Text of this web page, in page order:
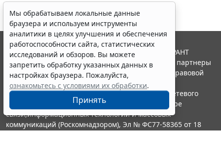
Мы обрабатываем локальные данные
браузера и используем инструменты
аналитики в целях улучшения и обеспечения
работоспособности сайта, статистических
исследований и обзоров. Вы можете
запретить обработку указанных данных в
настройках браузера. Пожалуйста,
ознакомьтесь с условиями их обработки.
Принять
© ООО "НПП "ГАРАНТ-СЕРВИС", 2026. Система ГАРАНТ
выпускается с 1990 года. Компания "Гарант" и ее партнеры
являются участниками Российской ассоциации правовой
информации ГАРАНТ.
Портал ГАРАНТ.РУ зарегистрирован в качестве сетевого
издания Федеральной службой по надзору в сфере
связи,информационных технологий и массовых
коммуникаций (Роскомнадзором), Эл № ФС77-58365 от 18